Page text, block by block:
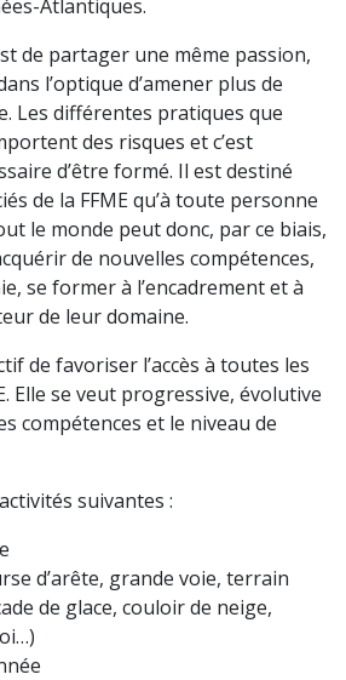
Atlantiques.
de partager une même passion,
l’optique d’amener plus de
Les différentes pratiques que
des risques et c’est
d’être formé. Il est destiné
de la FFME qu’à toute personne
le monde peut donc, par ce biais,
de nouvelles compétences,
se former à l’encadrement et à
de leur domaine.
de favoriser l’accès à toutes les
Elle se veut progressive, évolutive
compétences et le niveau de
suivantes :
d’arête, grande voie, terrain
de glace, couloir de neige,